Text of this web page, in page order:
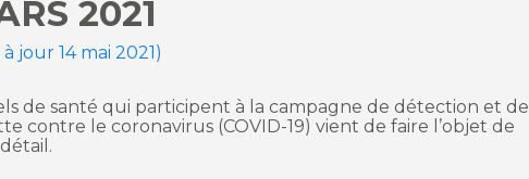
2021
à jour 14 mai 2021)
de santé qui participent à la campagne de détection et de
contre le coronavirus (COVID-19) vient de faire l’objet de